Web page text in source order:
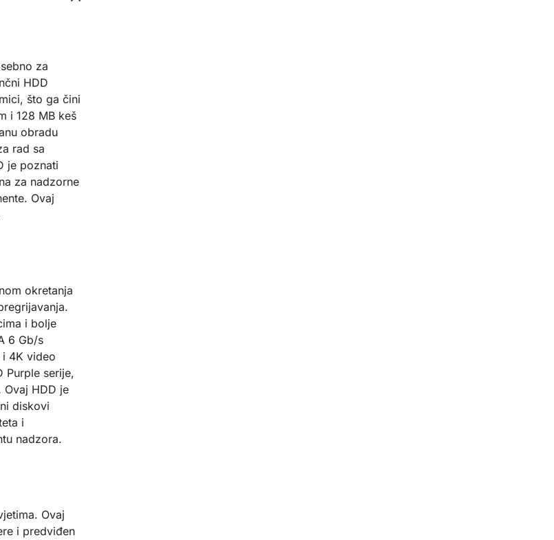
za
HDD
što ga čini
i 128 MB keš
obradu
rad sa
je poznati
za nadzorne
Ovaj
okretanja
i bolje
6 Gb/s
i 4K video
Purple serije,
Ovaj HDD je
diskovi
i
nadzora.
Ovaj
i predviđen